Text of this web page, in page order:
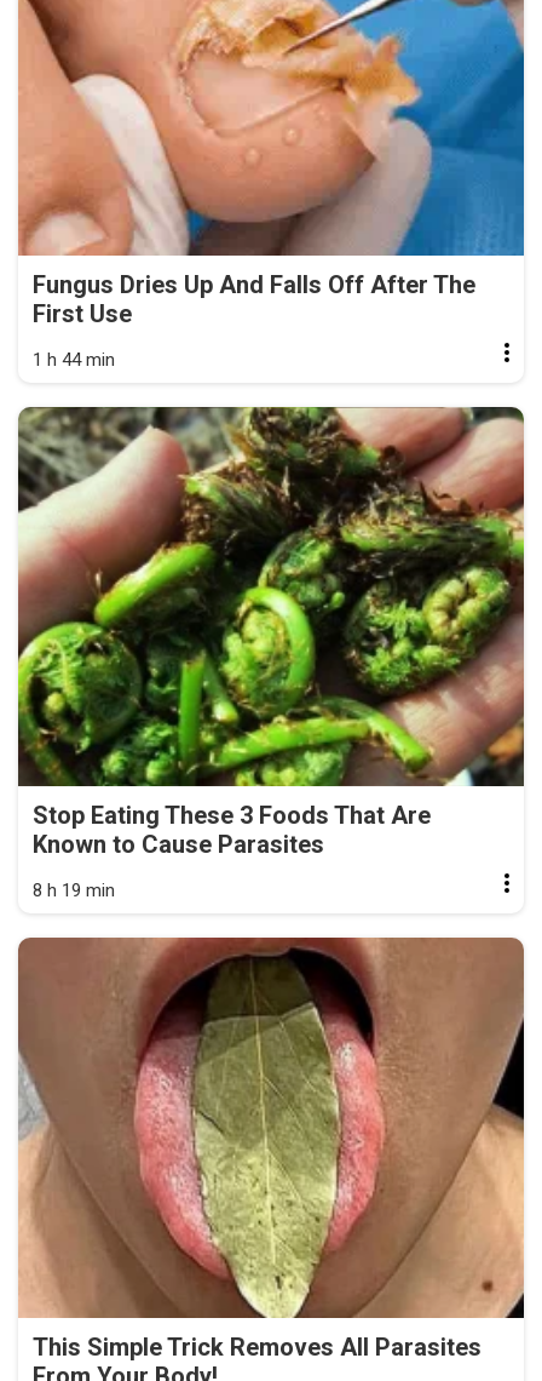
Fungus Dries Up And Falls Off After The
First Use
1 h 44 min
Stop Eating These 3 Foods That Are
Known to Cause Parasites
8 h 19 min
This Simple Trick Removes All Parasites